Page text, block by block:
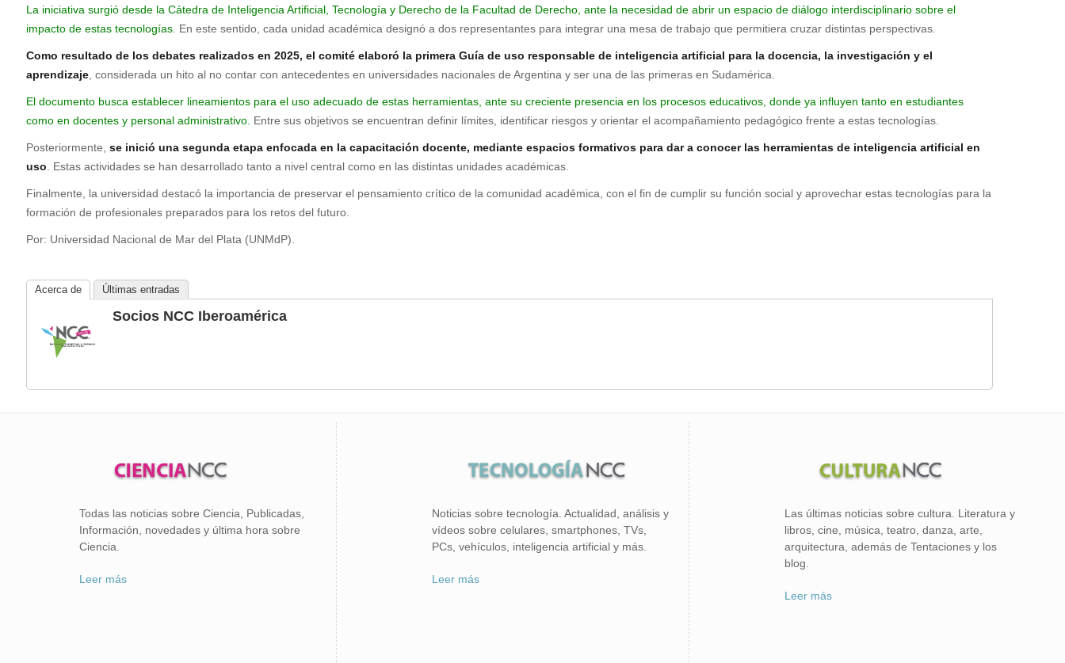
La iniciativa surgió desde la Cátedra de Inteligencia Artificial, Tecnología y Derecho de la Facultad de Derecho, ante la necesidad de abrir un espacio de diálogo interdisciplinario sobre el
impacto de estas tecnologías . En este sentido, cada unidad académica designó a dos representantes para integrar una mesa de trabajo que permitiera cruzar distintas perspectivas.
Como resultado de los debates realizados en 2025, el comité elaboró la primera Guía de uso responsable de inteligencia artificial para la docencia, la investigación y el
aprendizaje , considerada un hito al no contar con antecedentes en universidades nacionales de Argentina y ser una de las primeras en Sudamérica.
El documento busca establecer lineamientos para el uso adecuado de estas herramientas, ante su creciente presencia en los procesos educativos, donde ya influyen tanto en estudiantes
como en docentes y personal administrativo. Entre sus objetivos se encuentran definir límites, identificar riesgos y orientar el acompañamiento pedagógico frente a estas tecnologías.
Posteriormente, se inició una segunda etapa enfocada en la capacitación docente, mediante espacios formativos para dar a conocer las herramientas de inteligencia artificial en
uso . Estas actividades se han desarrollado tanto a nivel central como en las distintas unidades académicas.
Finalmente, la universidad destacó la importancia de preservar el pensamiento crítico de la comunidad académica, con el fin de cumplir su función social y aprovechar estas tecnologías para la
formación de profesionales preparados para los retos del futuro.
Por: Universidad Nacional de Mar del Plata (UNMdP).
Acerca de Últimas entradas
Socios NCC Iberoamérica
Todas las noticias sobre Ciencia, Publicadas,
Información, novedades y última hora sobre
Ciencia.
Leer más
Noticias sobre tecnología. Actualidad, análisis y
vídeos sobre celulares, smartphones, TVs,
PCs, vehículos, inteligencia artificial y más.
Leer más
Las últimas noticias sobre cultura. Literatura y
libros, cine, música, teatro, danza, arte,
arquitectura, además de Tentaciones y los
blog.
Leer más